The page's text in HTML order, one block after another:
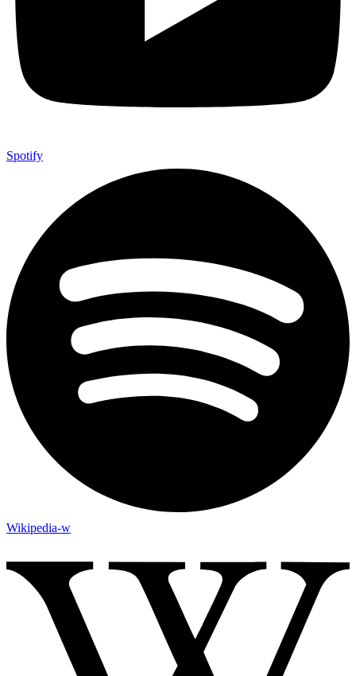
Spotify
Wikipedia-w